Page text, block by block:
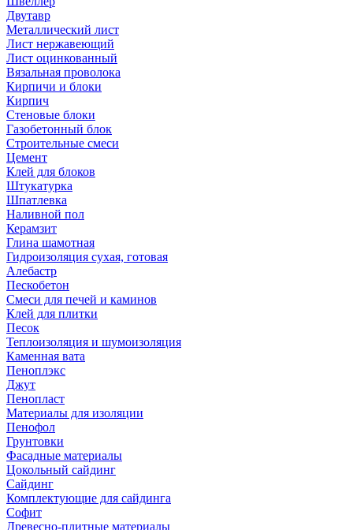
Двутавр
Металлический лист
Лист нержавеющий
Лист оцинкованный
Вязальная проволока
Кирпичи и блоки
Кирпич
Стеновые блоки
Газобетонный блок
Строительные смеси
Цемент
Клей для блоков
Штукатурка
Шпатлевка
Наливной пол
Керамзит
Глина шамотная
Гидроизоляция сухая, готовая
Алебастр
Пескобетон
Смеси для печей и каминов
Клей для плитки
Песок
Теплоизоляция и шумоизоляция
Каменная вата
Пеноплэкс
Джут
Пенопласт
Материалы для изоляции
Пенофол
Грунтовки
Фасадные материалы
Цокольный сайдинг
Сайдинг
Комплектующие для сайдинга
Софит
Древесно-плитные материалы